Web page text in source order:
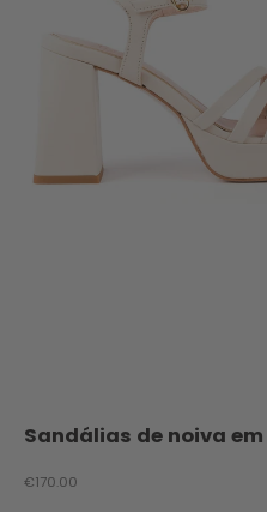
Sandálias de noiva em
Preço promocional
€170.00